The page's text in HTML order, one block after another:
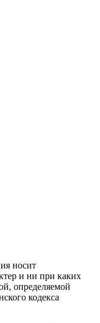
носит
и ни при каких
определяемой
кодекса